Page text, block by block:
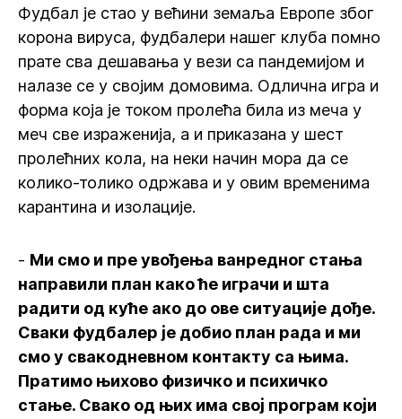
Фудбал је стао у већини земаља Европе због
корона вируса, фудбалери нашег клуба помно
прате сва дешавања у вези са пандемијом и
налазе се у својим домовима. Одлична игра и
форма која је током пролећа била из меча у
меч све израженија, а и приказана у шест
пролећних кола, на неки начин мора да се
колико-толико одржава и у овим временима
карантина и изолације.
- Ми смо и пре увођења ванредног стања
направили план како ће играчи и шта
радити од куће ако до ове ситуације дође.
Сваки фудбалер је добио план рада и ми
смо у свакодневном контакту са њима.
Пратимо њихово физичко и психичко
стање. Свако од њих има свој програм који